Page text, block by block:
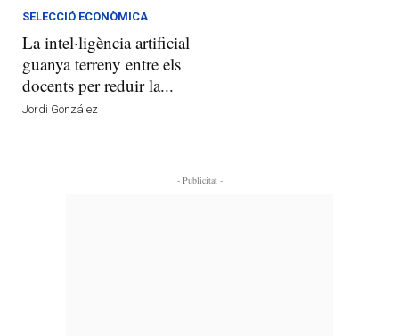
SELECCIÓ ECONÒMICA
La intel·ligència artificial
guanya terreny entre els
docents per reduir la...
Jordi González
- Publicitat -